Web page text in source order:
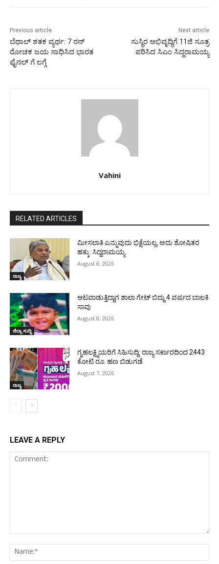
Previous article
ಬೆಥಾಲ್ ಶತಕ ವ್ಯರ್ಥ: 7 ರನ್
ರೋಚಕ ಜಯ ಸಾಧಿಸಿದ ಭಾರತ
ಫೈನಲ್ ಗೆ ಲಗ್ಗೆ
Next article
ಸುಸ್ಥಿರ ಅಭಿವೃದ್ಧಿಗೆ 11ಜಿ ಸೂತ್ರ
ಪಠಿಸಿದ ಸಿಎಂ ಸಿದ್ದರಾಮಯ್ಯ
Vahini
RELATED ARTICLES
ರಾಜ್ಯ
ಮೀಸಲಾತಿ ಎನ್ನುವುದು ಭಿಕ್ಷೆಯಲ್ಲ, ಅದು ಶೋಷಿತರ
ಹಕ್ಕು: ಸಿದ್ದರಾಮಯ್ಯ
August 8, 2026
ಜಿಲ್ಲಾ ಸುದ್ದಿ
ಆಟವಾಡುತ್ತಿದ್ದಾಗ ಶಾಲಾ ಗೇಟ್‌ ಬಿದ್ದು 4 ವರ್ಷದ ಬಾಲಕಿ
ಸಾವು
August 8, 2026
ರಾಜ್ಯ
ಗೃಹಲಕ್ಷ್ಮಿಯರಿಗೆ ಸಿಹಿಸುದ್ದಿ: ರಾಜ್ಯ ಸರ್ಕಾರದಿಂದ 2443
ಕೋಟಿ ರೂ. ಹಣ ಬಿಡುಗಡೆ
August 7, 2026
LEAVE A REPLY